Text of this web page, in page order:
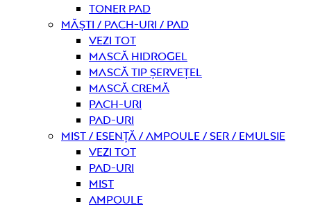
Toner pad
Măști / Pach-uri / Pad
Vezi tot
Mască hidrogel
Mască tip șervețel
Mască Cremă
Pach-uri
Pad-uri
Mist / Esență / Ampoule / Ser / Emulsie
Vezi tot
Pad-uri
Mist
Ampoule